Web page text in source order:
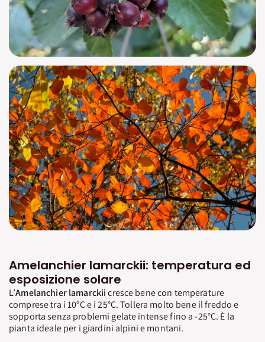
Amelanchier lamarckii: temperatura ed
esposizione solare
L’Amelanchierlamarckiicresce bene con temperature
comprese tra i 10°C e i 25°C. Tollera molto bene il freddo e
sopporta senza problemi gelate intense fino a -25°C. È la
pianta ideale per i giardini alpini e montani.